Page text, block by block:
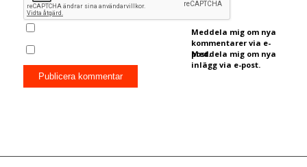
Meddela mig om nya
kommentarer via e-
post.
Meddela mig om nya
inlägg via e-post.